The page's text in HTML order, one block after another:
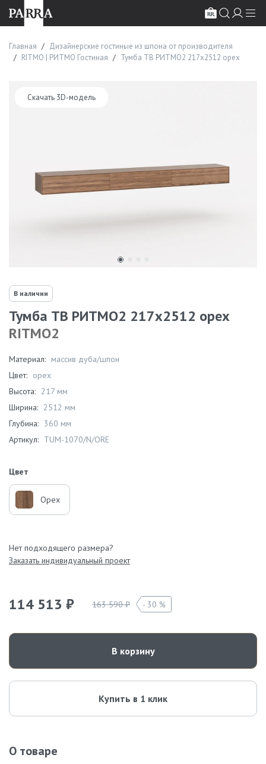
Главная
Дизайнерские гостиные из шпона от производителя
RITMO | РИТМО Гостиная
Тумба ТВ РИТМО2 217х2512 орех
Скачать 3D-модель
В наличии
Тумба ТВ РИТМО2 217х2512 орех
RITMO2
Материал: массив дуба/шпон
Цвет: орех
Высота: 217 мм
Ширина: 2512 мм
Глубина: 360 мм
Артикул: TUM-1070/N/ORE
Цвет
Орех
Нет подходящего размера?
Заказать индивидуальный проект
114 513 ₽ 163 590 ₽ 30 %
В корзину
Купить в 1 клик
О товаре